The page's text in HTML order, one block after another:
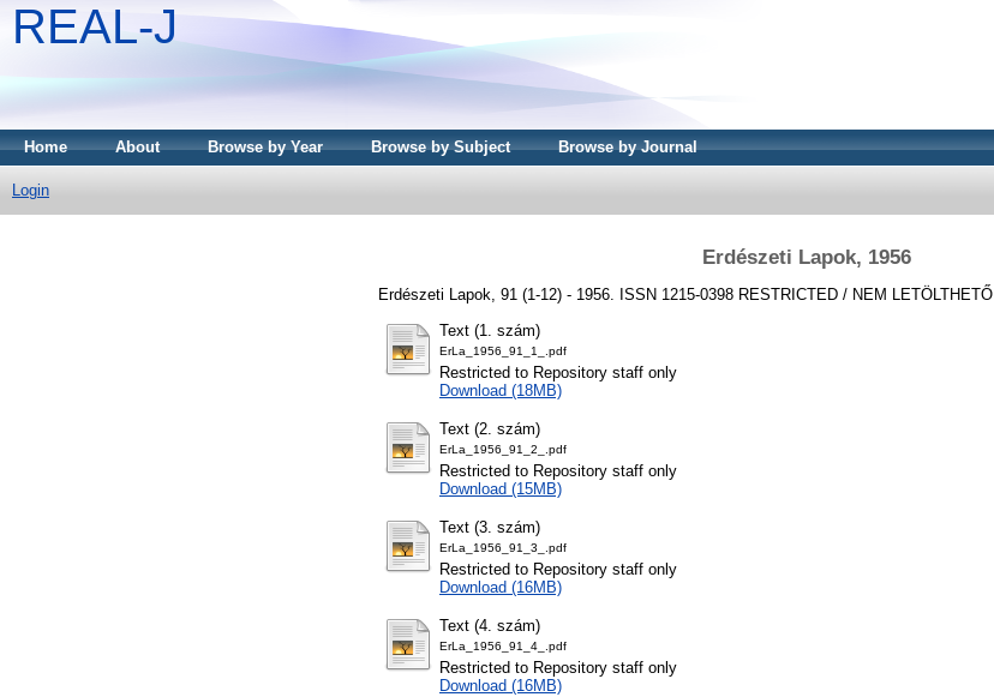
REAL-J
Home About Browse by Year Browse by Subject Browse by Journal
Login
Erdészeti Lapok, 1956
Erdészeti Lapok, 91 (1-12) - 1956. ISSN 1215-0398 RESTRICTED / NEM LETÖLTHETŐ
Text (1. szám)
ErLa_1956_91_1_.pdf
Restricted to Repository staff only
Download (18MB)
Text (2. szám)
ErLa_1956_91_2_.pdf
Restricted to Repository staff only
Download (15MB)
Text (3. szám)
ErLa_1956_91_3_.pdf
Restricted to Repository staff only
Download (16MB)
Text (4. szám)
ErLa_1956_91_4_.pdf
Restricted to Repository staff only
Download (16MB)